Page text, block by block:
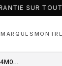
SUR
MARQUES
Montre Just Cavalli JC1L264M0075 Bicolore Motif Serpent